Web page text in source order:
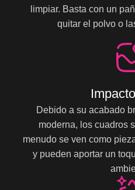
limpiar. Basta con un
quitar el polvo o
Debido a su acabado
moderna, los cuadros
menudo se ven como
y pueden aportar un